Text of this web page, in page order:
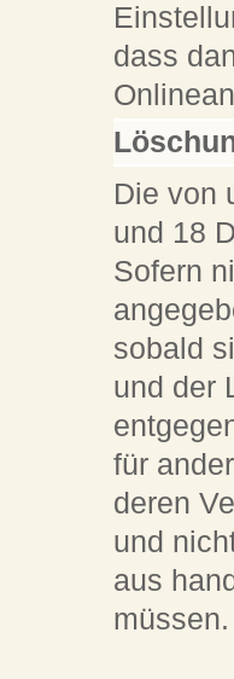
dass
Die von
und 18
Sofern
sobald
und der
für
deren
und
aus
müssen.